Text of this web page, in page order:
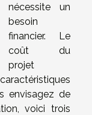
nécessite un
besoin
financier. Le
coût du
projet
envisagez de
voici trois